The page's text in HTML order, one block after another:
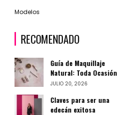
Modelos
RECOMENDADO
Guía de Maquillaje
Natural: Toda Ocasión
JULIO 20, 2026
Claves para ser una
edecán exitosa